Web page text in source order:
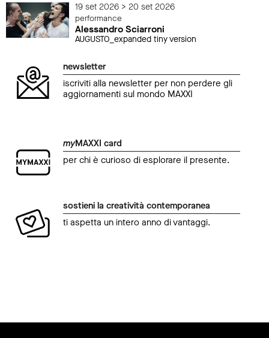
19 set 2026 > 20 set 2026
performance
Alessandro Sciarroni
AUGUSTO_expanded tiny version
newsletter
iscriviti alla newsletter per non perdere gli
aggiornamenti sul mondo MAXXI
myMAXXI card
per chi è curioso di esplorare il presente.
sostieni la creatività contemporanea
ti aspetta un intero anno di vantaggi.